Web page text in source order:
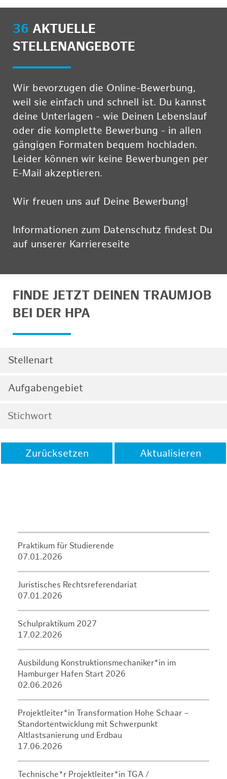
36 AKTUELLE
STELLENANGEBOTE
Wir bevorzugen die Online-Bewerbung,
weil sie einfach und schnell ist. Du kannst
deine Unterlagen - wie Deinen Lebenslauf
oder die komplette Bewerbung - in allen
gängigen Formaten bequem hochladen.
Leider können wir keine Bewerbungen per
E-Mail akzeptieren.
Wir freuen uns auf Deine Bewerbung!
Informationen zum Datenschutz findest Du
auf unserer Karriereseite
FINDE JETZT DEINEN TRAUMJOB
BEI DER HPA
Stellenart
Aufgabengebiet
Zurücksetzen Aktualisieren
Praktikum für Studierende
07.01.2026
Juristisches Rechtsreferendariat
07.01.2026
Schulpraktikum 2027
17.02.2026
Ausbildung Konstruktionsmechaniker*in im
Hamburger Hafen Start 2026
02.06.2026
Projektleiter*in Transformation Hohe Schaar –
Standortentwicklung mit Schwerpunkt
Altlastsanierung und Erdbau
17.06.2026
Technische*r Projektleiter*in TGA /